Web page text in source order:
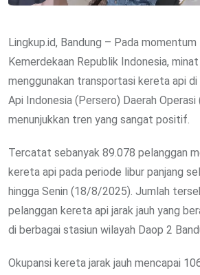
Lingkup.id, Bandung – Pada momentum
Kemerdekaan Republik Indonesia,
menggunakan transportasi kereta api
Api Indonesia (Persero) Daerah Operasi
menunjukkan tren yang sangat positif.
Tercatat sebanyak 89.078 pelanggan
kereta api pada periode libur panjang
hingga Senin (18/8/2025). Jumlah
pelanggan kereta api jarak jauh yang
di berbagai stasiun wilayah Daop 2
Okupansi kereta jarak jauh mencapai